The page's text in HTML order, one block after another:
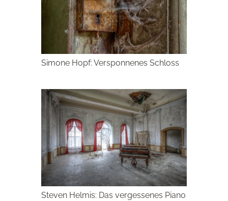
Simone Hopf: Versponnenes Schloss
Steven Helmis: Das vergessenes Piano